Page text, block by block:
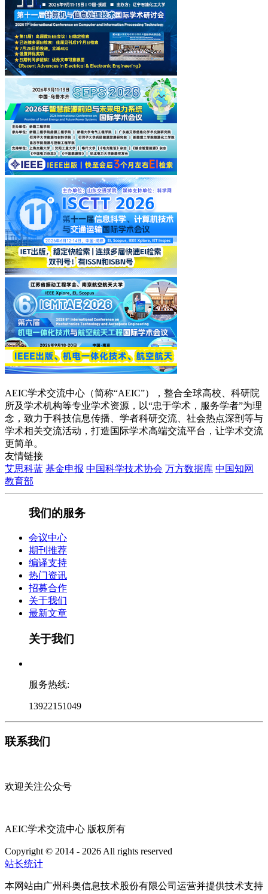
AEIC学术交流中心（简称“AEIC”），整合全球高校、科研院
所及学术机构等专业学术资源，以“忠于学术，服务学者”为理
念，致力于科技信息传播、学者科研交流、社会热点深剖等与
学术相关交流活动，打造国际学术高端交流平台，让学术交流
更简单。
友情链接
艾思科蓝 基金申报 中国科学技术协会 万方数据库 中国知网
教育部
我们的服务
会议中心
期刊推荐
编译支持
热门资讯
招募合作
关于我们
最新文章
关于我们
服务热线:
13922151049
联系我们
欢迎关注公众号
AEIC学术交流中心 版权所有
Copyright © 2014 - 2026 All rights reserved
站长统计
本网站由广州科奥信息技术股份有限公司运营并提供技术支持